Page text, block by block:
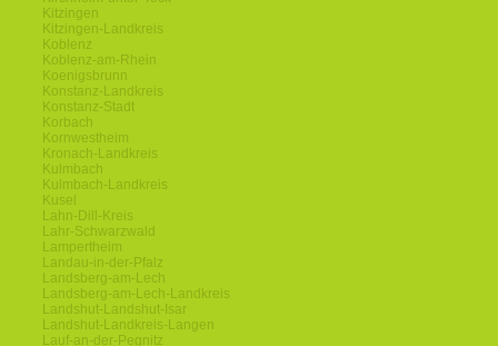
Kitzingen
Kitzingen-Landkreis
Koblenz
Koblenz-am-Rhein
Koenigsbrunn
Konstanz-Landkreis
Konstanz-Stadt
Korbach
Kornwestheim
Kronach-Landkreis
Kulmbach
Kulmbach-Landkreis
Kusel
Lahn-Dill-Kreis
Lahr-Schwarzwald
Lampertheim
Landau-in-der-Pfalz
Landsberg-am-Lech
Landsberg-am-Lech-Landkreis
Landshut-Landshut-Isar
Landshut-Landkreis-Langen
Lauf-an-der-Pegnitz